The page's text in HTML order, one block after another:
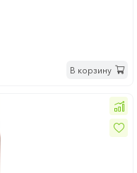
В корзину